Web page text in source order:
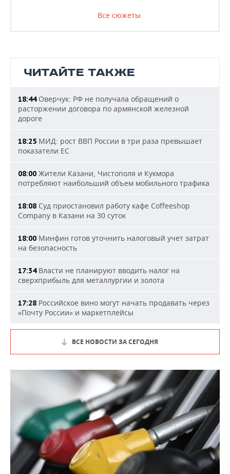
Все сюжеты
ЧИТАЙТЕ ТАКЖЕ
18:44Оверчук: РФ не получала обращений о
расторжении договора по армянской железной
дороге
18:25 МИД: рост ВВП России в три раза превышает
показатели ЕС
08:00 Жители Казани, Чистополя и Кукмора
потребляют наибольший объем мобильного трафика
18:08 Суд приостановил работу кафе Coffeeshop
Company в Казани на 30 суток
18:00 Минфин готов уточнить налоговый учет затрат
на безопасность
17:34Власти не планируют вводить налог на
сверхприбыль для металлургии и золота
17:28 Российское вино могут начать продавать через
«Почту России» и маркетплейсы
ВСЕ НОВОСТИ ЗА СЕГОДНЯ